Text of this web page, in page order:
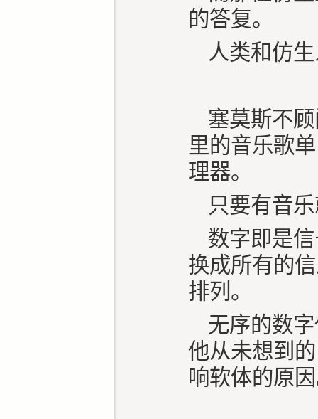
的答复。
人类和仿
塞莫斯不
里的音乐歌
理器。
只要有音
数字即是
换成所有的
排列。
无序的数
他从未想到
响软体的原